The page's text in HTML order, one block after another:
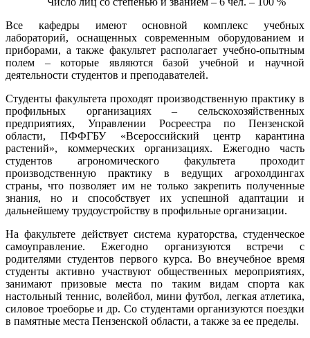
Все кафедры имеют основной комплекс учебных
лабораторий, оснащенных современным оборудованием и
приборами, а также факультет располагает учебно-опытным
полем – которые являются базой учебной и научной
деятельности студентов и преподавателей.
Студенты факультета проходят производственную практику в
профильных организациях – сельскохозяйственных
предприятиях, Управлении Росреестра по Пензенской
области, ПФФГБУ «Всероссийский центр карантина
растений», коммерческих организациях. Ежегодно часть
студентов агрономического факультета проходит
производственную практику в ведущих агрохолдингах
страны, что позволяет им не только закрепить полученные
знания, но и способствует их успешной адаптации и
дальнейшему трудоустройству в профильные организации.
На факультете действует система кураторства, студенческое
самоуправление. Ежегодно организуются встречи с
родителями студентов первого курса. Во внеучебное время
студенты активно участвуют общественных мероприятиях,
занимают призовые места по таким видам спорта как
настольный теннис, волейбол, мини футбол, легкая атлетика,
силовое троеборье и др. Со студентами организуются поездки
в памятные места Пензенской области, а также за ее пределы.